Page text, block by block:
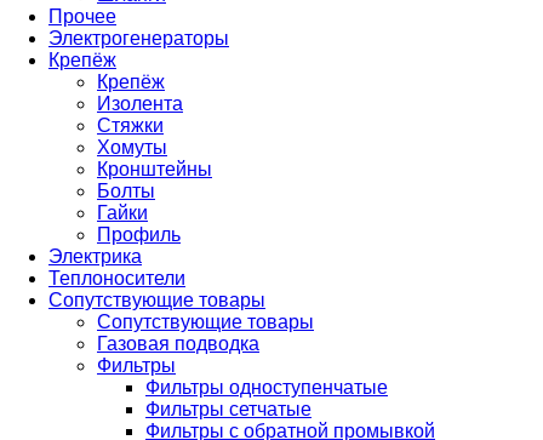
Прочее
Электрогенераторы
Крепёж
Крепёж
Изолента
Стяжки
Хомуты
Кронштейны
Болты
Гайки
Профиль
Электрика
Теплоносители
Сопутствующие товары
Сопутствующие товары
Газовая подводка
Фильтры
Фильтры одноступенчатые
Фильтры сетчатые
Фильтры с обратной промывкой